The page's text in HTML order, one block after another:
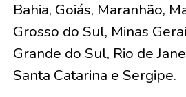
Bahia, Goiás, Maranhão,
Grosso do Sul, Minas
Grande do Sul, Rio de
Santa Catarina e Sergipe.